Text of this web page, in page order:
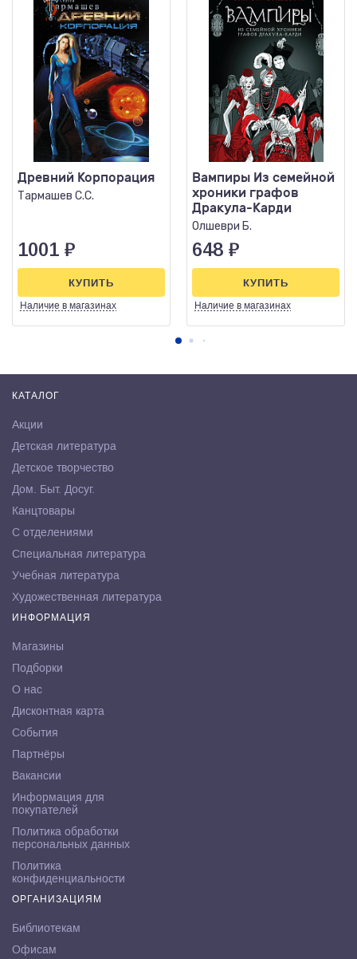
Древний Корпорация
Тармашев С.С.
1001 ₽
Наличие в магазинах
КУПИТЬ
Вампиры Из семейной
хроники графов
Дракула-Карди
Олшеври Б.
648 ₽
Наличие в магазинах
КУПИТЬ
КАТАЛОГ
Акции
Детская литература
Детское творчество
Дом. Быт. Досуг.
Канцтовары
С отделениями
Специальная литература
Учебная литература
Художественная литература
ИНФОРМАЦИЯ
Магазины
Подборки
О нас
Дисконтная карта
События
Партнёры
Вакансии
Информация для
покупателей
Политика обработки
персональных данных
Политика
конфиденциальности
ОРГАНИЗАЦИЯМ
Библиотекам
Офисам